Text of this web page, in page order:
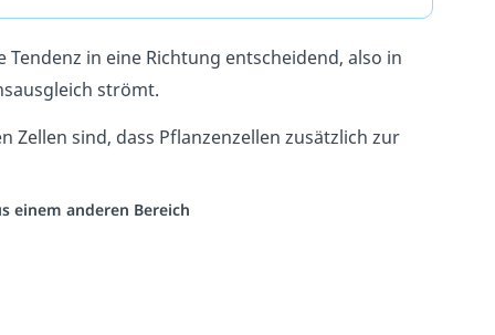
in eine Richtung entscheidend, also in
strömt.
sind, dass Pflanzenzellen zusätzlich zur
einem anderen Bereich